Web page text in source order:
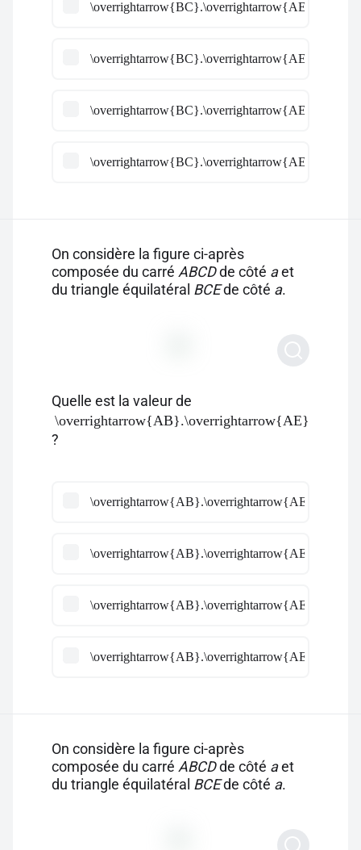
\overrightarrow{BC}.\overrightarrow{AE}
\overrightarrow{BC}.\overrightarrow{AE}
\overrightarrow{BC}.\overrightarrow{AE}
\overrightarrow{BC}.\overrightarrow{AE}
On considère la figure ci-après
composée du carré ABCDde côté aet
du triangle équilatéral BCEde côté a.
Quelle est la valeur de
\overrightarrow{AB}.\overrightarrow{AE}
?
\overrightarrow{AB}.\overrightarrow{AE} =-a^2
\overrightarrow{AB}.\overrightarrow{AE} =a^2
\overrightarrow{AB}.\overrightarrow{AE} =a^2
\overrightarrow{AB}.\overrightarrow{AE} =a^2
On considère la figure ci-après
composée du carré ABCDde côté aet
du triangle équilatéral BCEde côté a.